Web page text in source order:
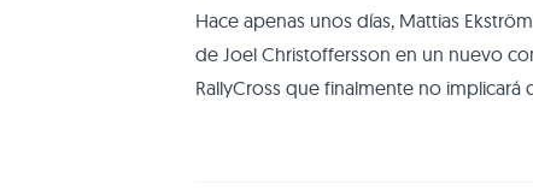
Hace apenas unos días, Mattias
de Joel Christoffersson en un nuevo
RallyCross que finalmente no